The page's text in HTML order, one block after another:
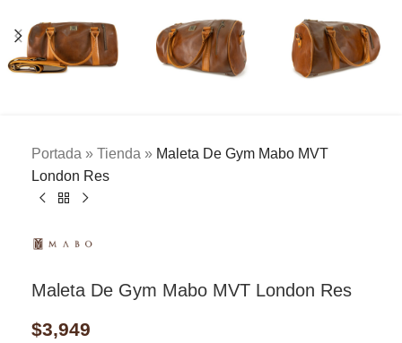
Portada » Tienda » Maleta De Gym Mabo MVT
London Res
Maleta De Gym Mabo MVT London Res
$3,949